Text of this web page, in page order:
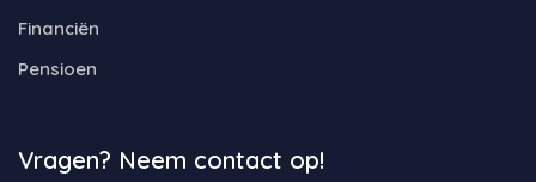
Financiën
Pensioen
Vragen? Neem contact op!